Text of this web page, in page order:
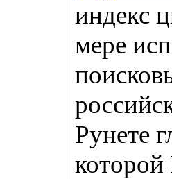
индекс
мере
Рунете
которой